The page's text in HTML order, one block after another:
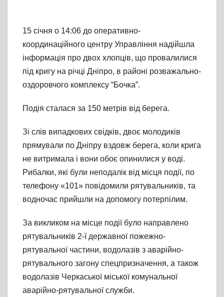
15 січня о 14:06 до оперативно-
координаційного центру Управління надійшла
інформація про двох хлопців, що провалилися
під кригу на річці Дніпро, в районі розважально-
оздоровчого комплексу “Бочка”.
Подія сталася за 150 метрів від берега.
Зі слів випадкових свідків, двоє молодиків
прямували по Дніпру вздовж берега, коли крига
не витримала і вони обоє опинилися у воді.
Рибалки, які були неподалік від місця події, по
телефону «101» повідомили рятувальників, та
водночас прийшли на допомогу потерпілим.
За викликом на місце події було направлено
рятувальників 2-ї державної пожежно-
рятувальної частини, водолазів з аварійно-
рятувального загону спецпризначення, а також
водолазів Черкаської міської комунальної
аварійно-рятувальної служби.